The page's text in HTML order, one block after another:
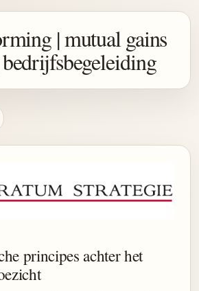
| mutual gains
principes achter het